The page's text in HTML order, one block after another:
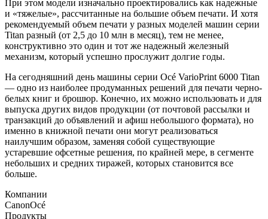
При этом модели изначально проектировались как надежные
и «тяжелые», рассчитанные на большие объем печати. И хотя
рекомендуемый объем печати у разных моделей машин серии
Titan разный (от 2,5 до 10 млн в месяц), тем не менее,
конструктивно это один и тот же надежный железный
механизм, который успешно прослужит долгие годы.
На сегодняшний день машины серии Océ VarioPrint 6000 Titan
— одно из наиболее продуманных решений для печати черно-
белых книг и брошюр. Конечно, их можно использовать и для
выпуска других видов продукции (от почтовой рассылки и
транзакций до объявлений и афиш небольшого формата), но
именно в книжной печати они могут реализоваться
наилучшим образом, заменяя собой существующие
устаревшие офсетные решения, по крайней мере, в сегменте
небольших и средних тиражей, которых становится все
больше.
Компании
CanonOcé
Продукты